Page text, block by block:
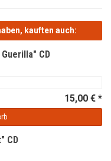
kauften auch:
CD
15,00 € *
CD